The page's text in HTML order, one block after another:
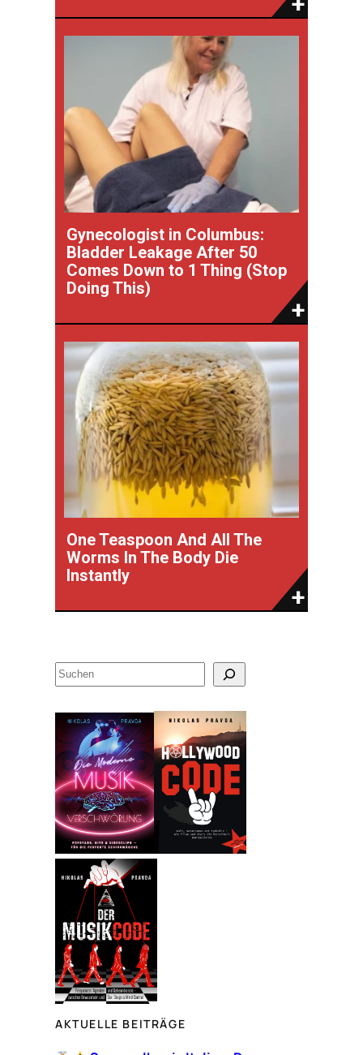
Gynecologist in Columbus:
Bladder Leakage After 50
Comes Down to 1 Thing (Stop
Doing This)
One Teaspoon And All The
Worms In The Body Die
Instantly
S
u
c
h
e
n
AKTUELLE BEITRÄGE